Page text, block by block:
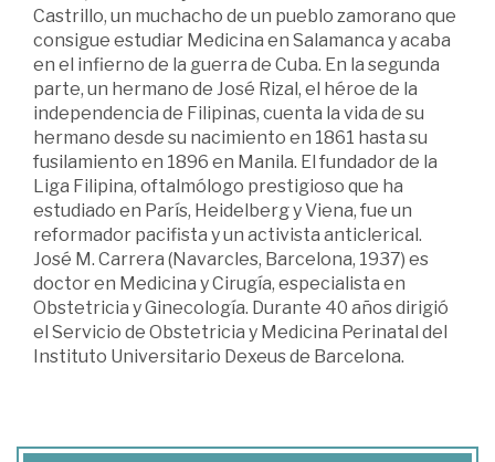
Castrillo, un muchacho de un pueblo zamorano que
consigue estudiar Medicina en Salamanca y acaba
en el infierno de la guerra de Cuba. En la segunda
parte, un hermano de José Rizal, el héroe de la
independencia de Filipinas, cuenta la vida de su
hermano desde su nacimiento en 1861 hasta su
fusilamiento en 1896 en Manila. El fundador de la
Liga Filipina, oftalmólogo prestigioso que ha
estudiado en París, Heidelberg y Viena, fue un
reformador pacifista y un activista anticlerical.
José M. Carrera (Navarcles, Barcelona, 1937) es
doctor en Medicina y Cirugía, especialista en
Obstetricia y Ginecología. Durante 40 años dirigió
el Servicio de Obstetricia y Medicina Perinatal del
Instituto Universitario Dexeus de Barcelona.